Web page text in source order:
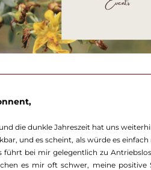
die dunkle Jahreszeit hat uns
und es scheint, als würde es
führt bei mir gelegentlich zu
es mir oft schwer, meine positive